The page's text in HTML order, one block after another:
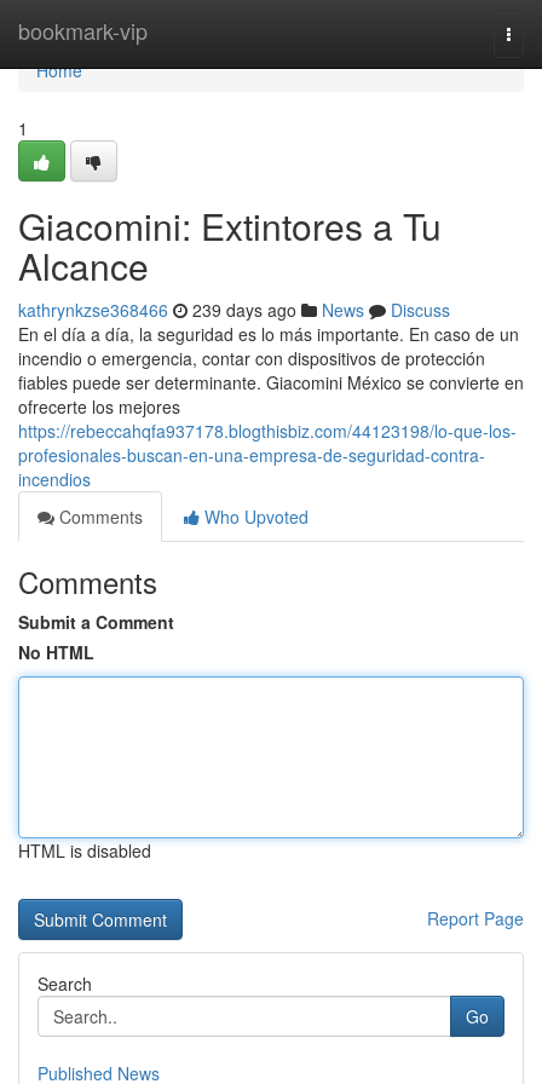
bookmark-vip
Home
Home
1
Giacomini: Extintores a Tu
Alcance
kathrynkzse368466 239 days ago News
Discuss
En el día a día, la seguridad es lo más importante. En caso de un
incendio o emergencia, contar con dispositivos de protección
fiables puede ser determinante. Giacomini México se convierte en
ofrecerte los mejores
https://rebeccahqfa937178.blogthisbiz.com/44123198/lo-que-los-
profesionales-buscan-en-una-empresa-de-seguridad-contra-
incendios
Comments
Who Upvoted
Comments
Submit a Comment
No HTML
HTML is disabled
Report Page
Search
Go
Published News